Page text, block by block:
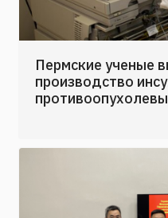
Пермские ученые
производство